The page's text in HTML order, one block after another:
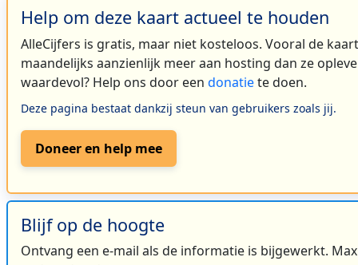
Help om deze kaart actueel te houden
AlleCijfers is gratis, maar niet kosteloos. Vooral de
maandelijks aanzienlijk meer aan hosting dan ze
waardevol? Help ons door een donatiete doen.
Deze pagina bestaat dankzij steun van gebruikers zoals jij.
Doneer en help mee
Blijf op de hoogte
Ontvang een e-mail als de informatie is bijgewerkt.